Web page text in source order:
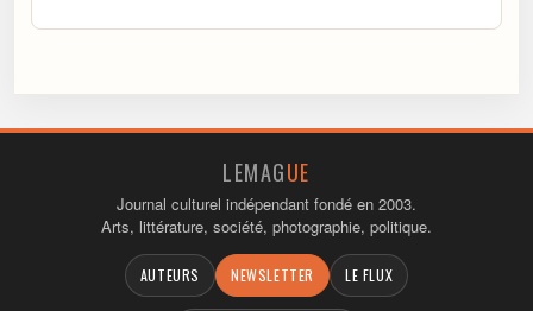
LEMAGUE
Journal culturel indépendant fondé en 2003.
Arts, littérature, société, photographie, politique.
AUTEURS NEWSLETTER LE FLUX